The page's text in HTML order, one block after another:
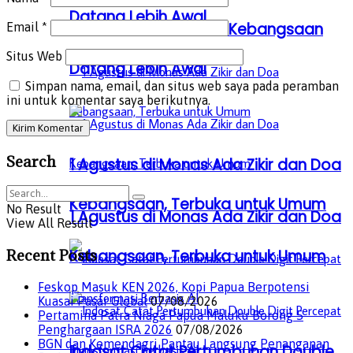
Datang Lebih Awal
1 Agustus di Monas Ada Zikir dan Doa
Kebangsaan, Terbuka untuk Umum
Peserta Zikir dan Doa Kebangsaan
Datang Lebih Awal
1 Agustus di Monas Ada Zikir dan Doa
Kebangsaan, Terbuka untuk Umum
Email *
Situs Web
Simpan nama, email, dan situs web saya pada peramban
ini untuk komentar saya berikutnya.
Search
No Result
View All Result
Recent Posts
Feskop Masuk KEN 2026, Kopi Papua Berpotensi
Kuasai Pasar Global 07/08/2026
Pertamina Patra Niaga Papua Maluku Borong 5
Penghargaan ISRA 2026 07/08/2026
BGN dan Kemendagri Pantau Langsung Penanganan